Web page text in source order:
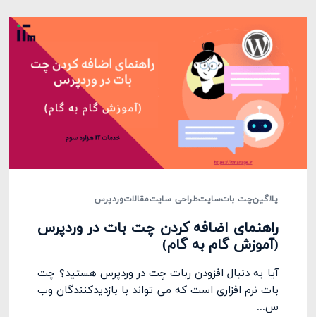
پلاگینچت باتسایتطراحی سایتمقالاتوردپرس
راهنمای اضافه کردن چت بات در وردپرس
(آموزش گام به گام)
آیا به دنبال افزودن ربات چت در وردپرس هستید؟ چت
بات نرم افزاری است که می تواند با بازدیدکنندگان وب
س...